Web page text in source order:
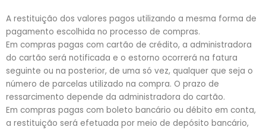
A restituição dos valores pagos utilizando a mesma forma de
pagamento escolhida no processo de compras.
Em compras pagas com cartão de crédito, a administradora
do cartão será notificada e o estorno ocorrerá na fatura
seguinte ou na posterior, de uma só vez, qualquer que seja o
número de parcelas utilizado na compra. O prazo de
ressarcimento depende da administradora do cartão.
Em compras pagas com boleto bancário ou débito em conta,
a restituição será efetuada por meio de depósito bancário,